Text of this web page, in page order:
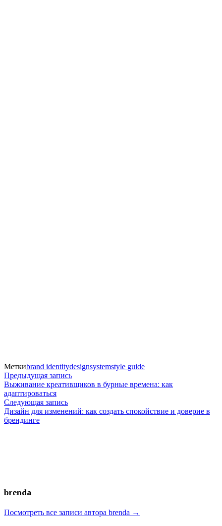
Меткиbrand identitydesignsystemstyle guide
Навигация
по
записям
Предыдущая записьПредыдущая
запись:
Выживание креативщиков в бурные времена: как
адаптироваться
Следующая записьСледующая
запись:
Дизайн для изменений: как создать спокойствие и доверие в
брендинге
brenda
Посмотреть все записи автора brenda →